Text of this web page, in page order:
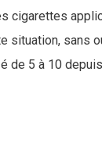
cigarettes
situation, sans
de 5 à 10